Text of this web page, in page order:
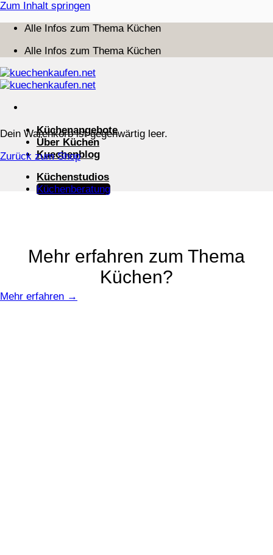
Zum Inhalt springen
Alle Infos zum Thema Küchen
Alle Infos zum Thema Küchen
Küchenangebote
Über Küchen
Kuechenblog
Küchenstudios
Küchenberatung
Dein Warenkorb ist gegenwärtig leer.
Zurück zum Shop
Mehr erfahren zum Thema
Küchen?
Mehr erfahren →